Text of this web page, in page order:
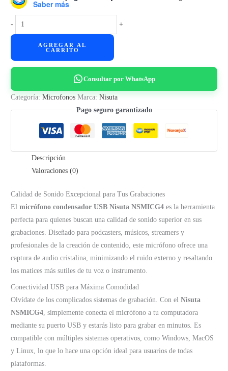
Saber más
-
Micrófono
Condensador
+
AGREGAR AL
CARRITO
Consultar por WhatsApp
Categoría:Microfonos Marca:Nisuta
Pago seguro garantizado
Descripción
Valoraciones (0)
Calidad de Sonido Excepcional para Tus Grabaciones
Elmicrófono condensador USB Nisuta NSMICG4 es la herramienta
perfecta para quienes buscan una calidad de sonido superior en sus
grabaciones. Diseñado para podcasters, músicos, streamers y
profesionales de la creación de contenido, este micrófono ofrece una
captura de audio cristalina, minimizando el ruido externo y resaltando
los matices más sutiles de tu voz o instrumento.
Conectividad USB para Máxima Comodidad
Olvídate de los complicados sistemas de grabación. Con elNisuta
NSMICG4 , simplemente conecta el micrófono a tu computadora
mediante su puerto USB y estarás listo para grabar en minutos. Es
compatible con múltiples sistemas operativos, como Windows, MacOS
y Linux, lo que lo hace una opción ideal para usuarios de todas
plataformas.